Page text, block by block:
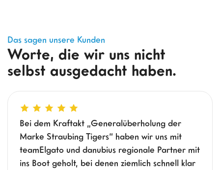
Das sagen unsere Kunden
Worte, die wir uns nicht
selbst ausgedacht haben.
Bei dem Kraftakt „Generalüberholung der
Marke Straubing Tigers“ haben wir uns mit
teamElgato und danubius regionale Partner mit
ins Boot geholt, bei denen ziemlich schnell klar